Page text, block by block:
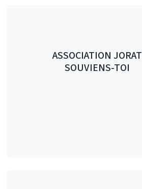
ASSOCIATION JORAT
SOUVIENS-TOI